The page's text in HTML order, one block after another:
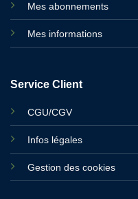
Mes abonnements
Mes informations
Service Client
CGU/CGV
Infos légales
Gestion des cookies